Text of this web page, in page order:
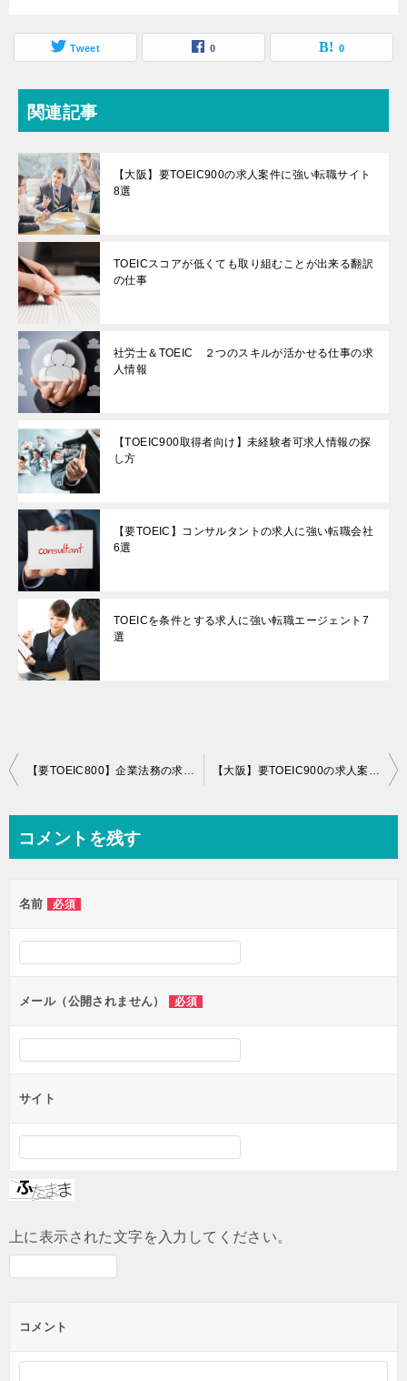
Tweet 0 0
関連記事
【大阪】要TOEIC900の求人案件に強い転職サイト
8選
TOEICスコアが低くても取り組むことが出来る翻訳
の仕事
社労士＆TOEIC ２つのスキルが活かせる仕事の求
人情報
【TOEIC900取得者向け】未経験者可求人情報の探
し方
【要TOEIC】コンサルタントの求人に強い転職会社
6選
TOEICを条件とする求人に強い転職エージェント7
選
投
ビ
ー
シ
ン
【要TOEIC800】企業法務の求人に強い転職サイト6選 【大阪】要TOEIC900の求人案件に強い転職サイト8選
コメントを残す
名前 必須
メール（公開されません） 必須
サイト
上に表示された文字を入力してください。
コメント